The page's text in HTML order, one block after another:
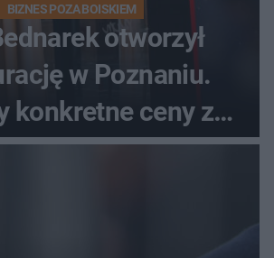
BIZNES POZA BOISKIEM
otworzył
w Poznaniu.
konkretne ceny z
menu